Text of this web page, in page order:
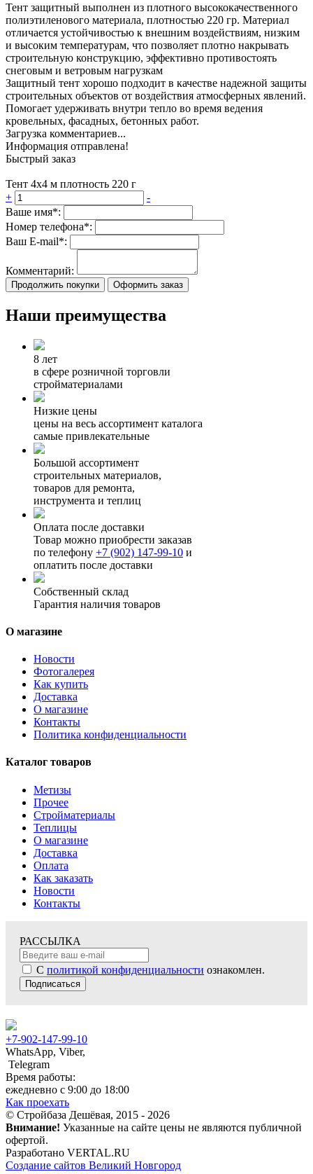
Тент защитный выполнен из плотного высококачественного
полиэтиленового материала, плотностью 220 гр. Материал
отличается устойчивостью к внешним воздействиям, низким
и высоким температурам, что позволяет плотно накрывать
строительную конструкцию, эффективно противостоять
снеговым и ветровым нагрузкам
Защитный тент хорошо подходит в качестве надежной защиты
строительных объектов от воздействия атмосферных явлений.
Помогает удерживать внутри тепло во время ведения
кровельных, фасадных, бетонных работ.
Загрузка комментариев...
Информация отправлена!
Быстрый заказ
Тент 4х4 м плотность 220 г
+
-
Ваше имя*:
Номер телефона*:
Ваш E-mail*:
Комментарий:
Продолжить покупки Оформить заказ
Наши преимущества
8 лет
в сфере розничной торговли
стройматериалами
Низкие цены
цены на весь ассортимент каталога
самые привлекательные
Большой ассортимент
строительных материалов,
товаров для ремонта,
инструмента и теплиц
Оплата после доставки
Товар можно приобрести заказав
по телефону +7 (902) 147-99-10 и
оплатить после доставки
Собственный склад
Гарантия наличия товаров
О магазине
Новости
Фотогалерея
Как купить
Доставка
О магазине
Контакты
Политика конфиденциальности
Каталог товаров
Метизы
Прочее
Стройматериалы
Теплицы
О магазине
Доставка
Оплата
Как заказать
Новости
Контакты
РАССЫЛКА
С политикой конфиденциальности ознакомлен.
Подписаться
+7-902-147-99-10
WhatsApp, Viber,
Telegram
Время работы:
ежедневно с 9:00 до 18:00
Как проехать
© Стройбаза Дешёвая, 2015 - 2026
Внимание! Указанные на сайте цены не являются публичной
офертой.
Разработано VERTAL.RU
Создание сайтов Великий Новгород